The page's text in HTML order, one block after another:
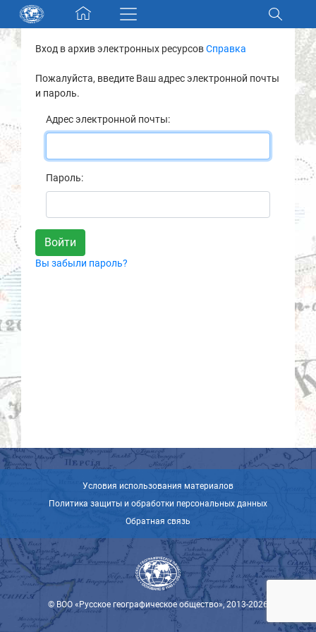
Skip navigation
Разделы и коллекции
Электронный каталог
Новости
О нас
Контакты
Партнеры
Вход в архив электронных ресурсовСправка
Пожалуйста, введите Ваш адрес электронной почты
и пароль.
Адрес электронной почты:
Пароль:
Вы забыли пароль?
Условия использования материалов
Политика защиты и обработки персональных данных
Обратная связь
© ВОО «Русское географическое общество», 2013-2026